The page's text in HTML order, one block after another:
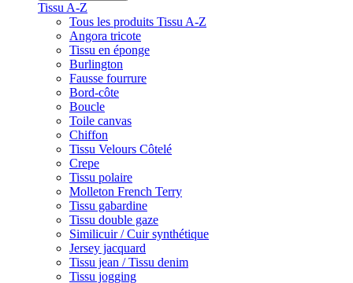
Tissu A-Z
Tous les produits Tissu A-Z
Angora tricote
Tissu en éponge
Burlington
Fausse fourrure
Bord-côte
Boucle
Toile canvas
Chiffon
Tissu Velours Côtelé
Crepe
Tissu polaire
Molleton French Terry
Tissu gabardine
Tissu double gaze
Similicuir / Cuir synthétique
Jersey jacquard
Tissu jean / Tissu denim
Tissu jogging